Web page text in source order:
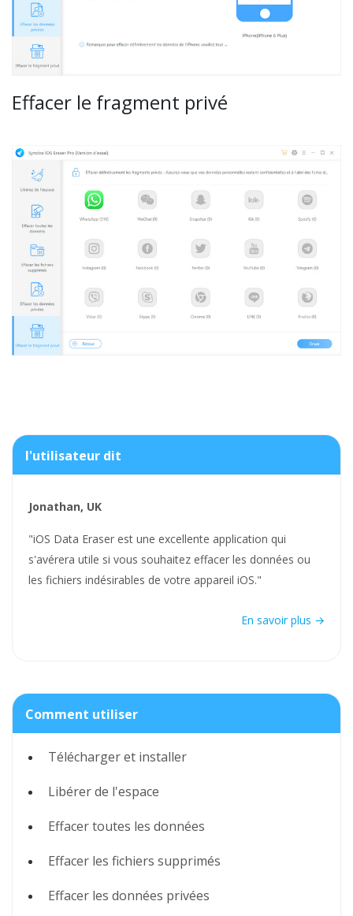
Effacer le fragment privé
l'utilisateur dit
Jonathan, UK
"iOS Data Eraser est une excellente application qui
s'avérera utile si vous souhaitez effacer les données ou
les fichiers indésirables de votre appareil iOS."
En savoir plus →
Comment utiliser
Télécharger et installer
Libérer de l'espace
Effacer toutes les données
Effacer les fichiers supprimés
Effacer les données privées